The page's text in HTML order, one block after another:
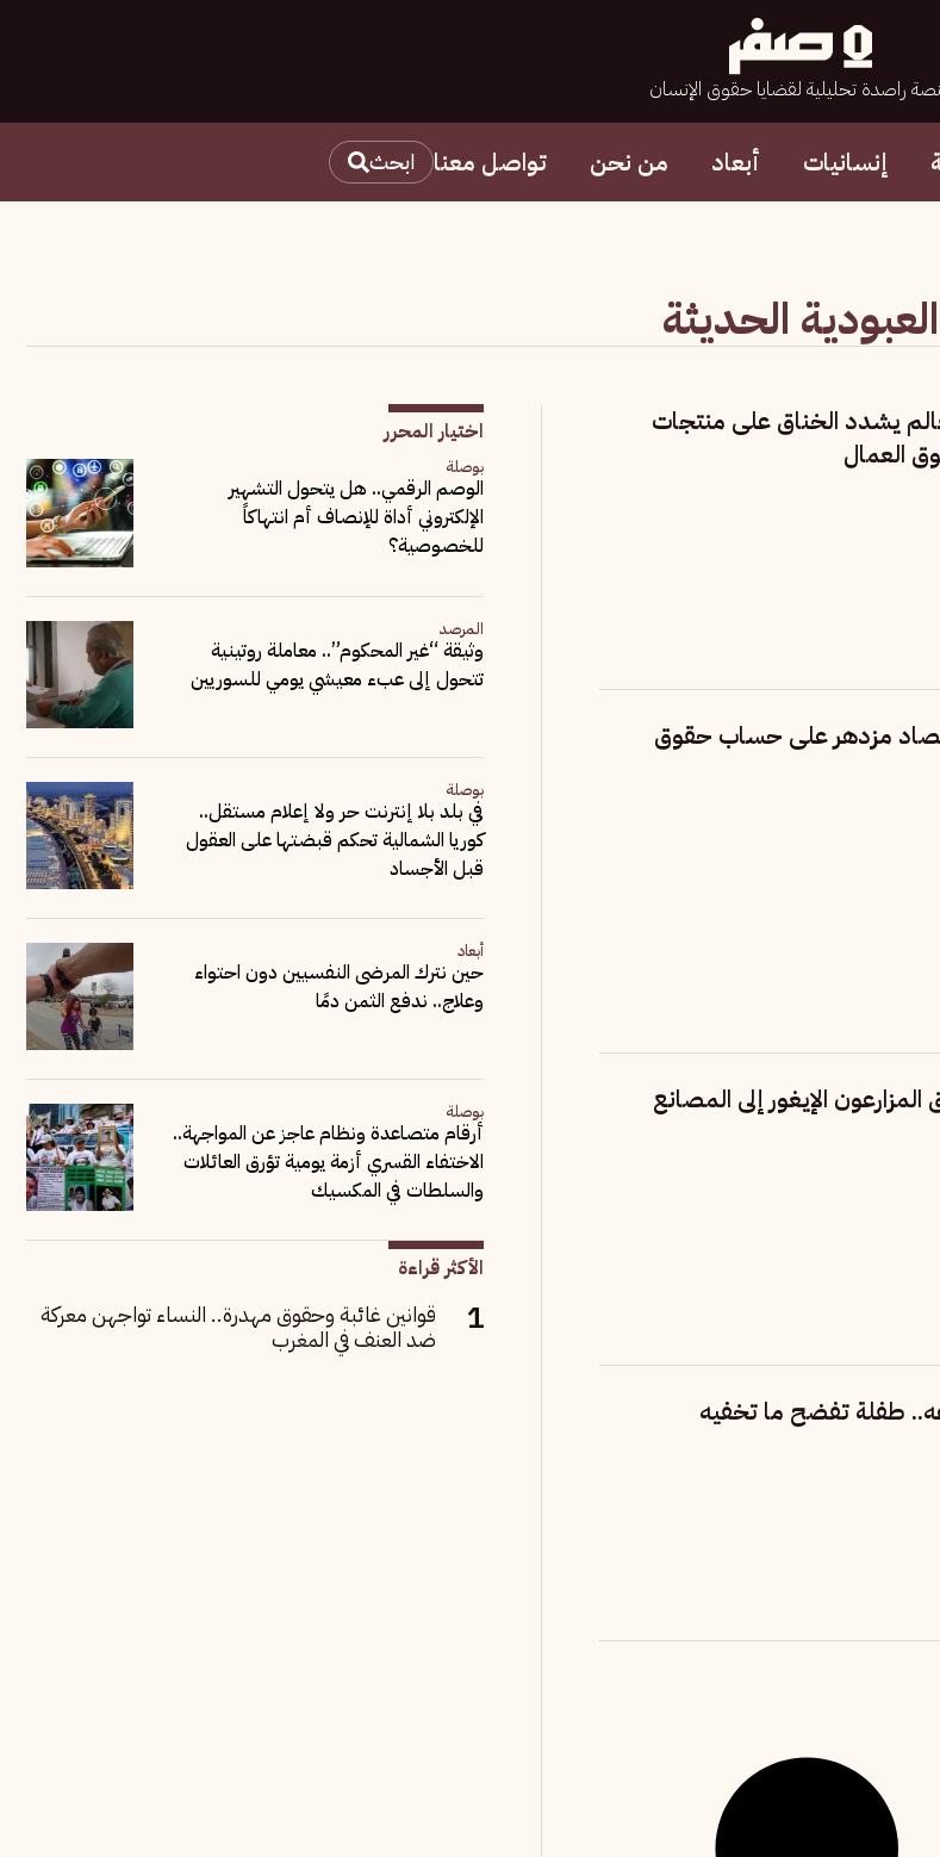
راصدة تحليلية لقضايا حقوق الإنسان
إنسانيات أبعاد من نحن تواصل معنا ابحث
العبودية الحديثة
يشدد الخناق على منتجات
العمال
مزدهر على حساب حقوق
الإيغور إلى المصانع
طفلة تفضح ما تخفيه
اختيار المحرر
بوصلة
الوصم الرقمي.. هل يتحول التشهير
الإلكتروني أداة للإنصاف أم انتهاكاً
للخصوصية؟
المرصد
وثيقة “غير المحكوم”.. معاملة روتينية
تتحول إلى عبء معيشي يومي للسوريين
بوصلة
في بلد بلا إنترنت حر ولا إعلام مستقل..
كوريا الشمالية تحكم قبضتها على العقول
قبل الأجساد
أبعاد
حين نترك المرضى النفسيين دون احتواء
وعلاج.. ندفع الثمن دمًا
بوصلة
أرقام متصاعدة ونظام عاجز عن المواجهة..
الاختفاء القسري أزمة يومية تؤرق العائلات
والسلطات في المكسيك
الأكثر قراءة
قوانين غائبة وحقوق مهدرة.. النساء تواجهن معركة
ضد العنف في المغرب